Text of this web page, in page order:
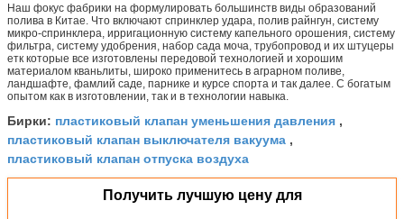
Наш фокус фабрики на формулировать большинств виды образований
полива в Китае. Что включают спринклер удара, полив райнгун, систему
микро-спринклера, ирригационную систему капельного орошения, систему
фильтра, систему удобрения, набор сада моча, трубопровод и их штуцеры
етк которые все изготовлены передовой технологией и хорошим
материалом кваньлиты, широко применитесь в аграрном поливе,
ландшафте, фамлий саде, парнике и курсе спорта и так далее. С богатым
опытом как в изготовлении, так и в технологии навыка.
Бирки: пластиковый клапан уменьшения давления ,
пластиковый клапан выключателя вакуума ,
пластиковый клапан отпуска воздуха
Получить лучшую цену для